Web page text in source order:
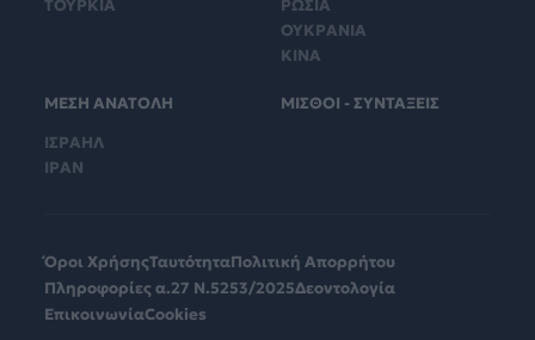
ΤΟΥΡΚΙΑ
ΡΩΣΙΑ
ΟΥΚΡΑΝΙΑ
ΚΙΝΑ
ΜΕΣΗ ΑΝΑΤΟΛΗ
ΙΣΡΑΗΛ
ΙΡΑΝ
ΜΙΣΘΟΙ - ΣΥΝΤΑΞΕΙΣ
Όροι ΧρήσηςΤαυτότηταΠολιτική Απορρήτου
Πληροφορίες α.27 Ν.5253/2025Δεοντολογία
ΕπικοινωνίαCookies